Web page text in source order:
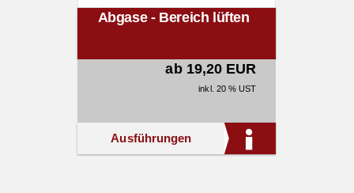
Abgase - Bereich lüften
ab 19,20 EUR
inkl. 20 % UST
Ausführungen